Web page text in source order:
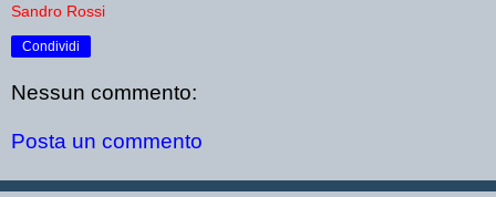
Sandro Rossi
Condividi
Nessun commento:
Posta un commento